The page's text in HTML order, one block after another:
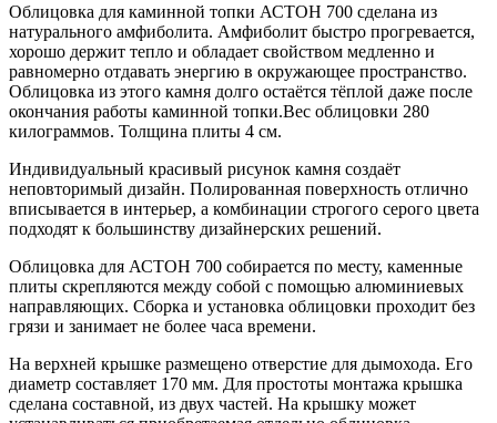
Облицовка для каминной топки АСТОН 700 сделана из
натурального амфиболита. Амфиболит быстро прогревается,
хорошо держит тепло и обладает свойством медленно и
равномерно отдавать энергию в окружающее пространство.
Облицовка из этого камня долго остаётся тёплой даже после
окончания работы каминной топки.Вес облицовки 280
килограммов. Толщина плиты 4 см.
Индивидуальный красивый рисунок камня создаёт
неповторимый дизайн. Полированная поверхность отлично
вписывается в интерьер, а комбинации строгого серого цвета
подходят к большинству дизайнерских решений.
Облицовка для АСТОН 700 собирается по месту, каменные
плиты скрепляются между собой с помощью алюминиевых
направляющих. Сборка и установка облицовки проходит без
грязи и занимает не более часа времени.
На верхней крышке размещено отверстие для дымохода. Его
диаметр составляет 170 мм. Для простоты монтажа крышка
сделана составной, из двух частей. На крышку может